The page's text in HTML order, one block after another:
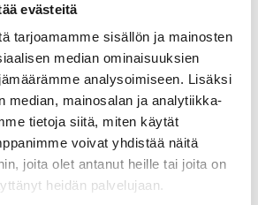
evästeitä
tarjoamamme sisällön ja mainosten
median ominaisuuksien
analysoimiseen. Lisäksi
median, mainosalan ja analytiikka-
tietoja siitä, miten käytät
voivat yhdistää näitä
joita olet antanut heille tai joita on
heidän palvelujaan.
teräs, AISI
on hyvä valinta vaativiin olosuhteisiin. Ne
upotuksen ja niillä on korkea
on korkealaatuinen saumaton
lukita ruuvi- tai salpalukituksella.
210 astetta. Pohja- ja kansiosassa on